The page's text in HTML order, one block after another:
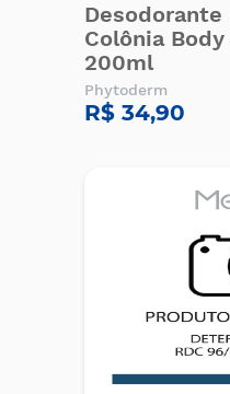
Colônia
200ml
Phytoderm
R$ 34,90